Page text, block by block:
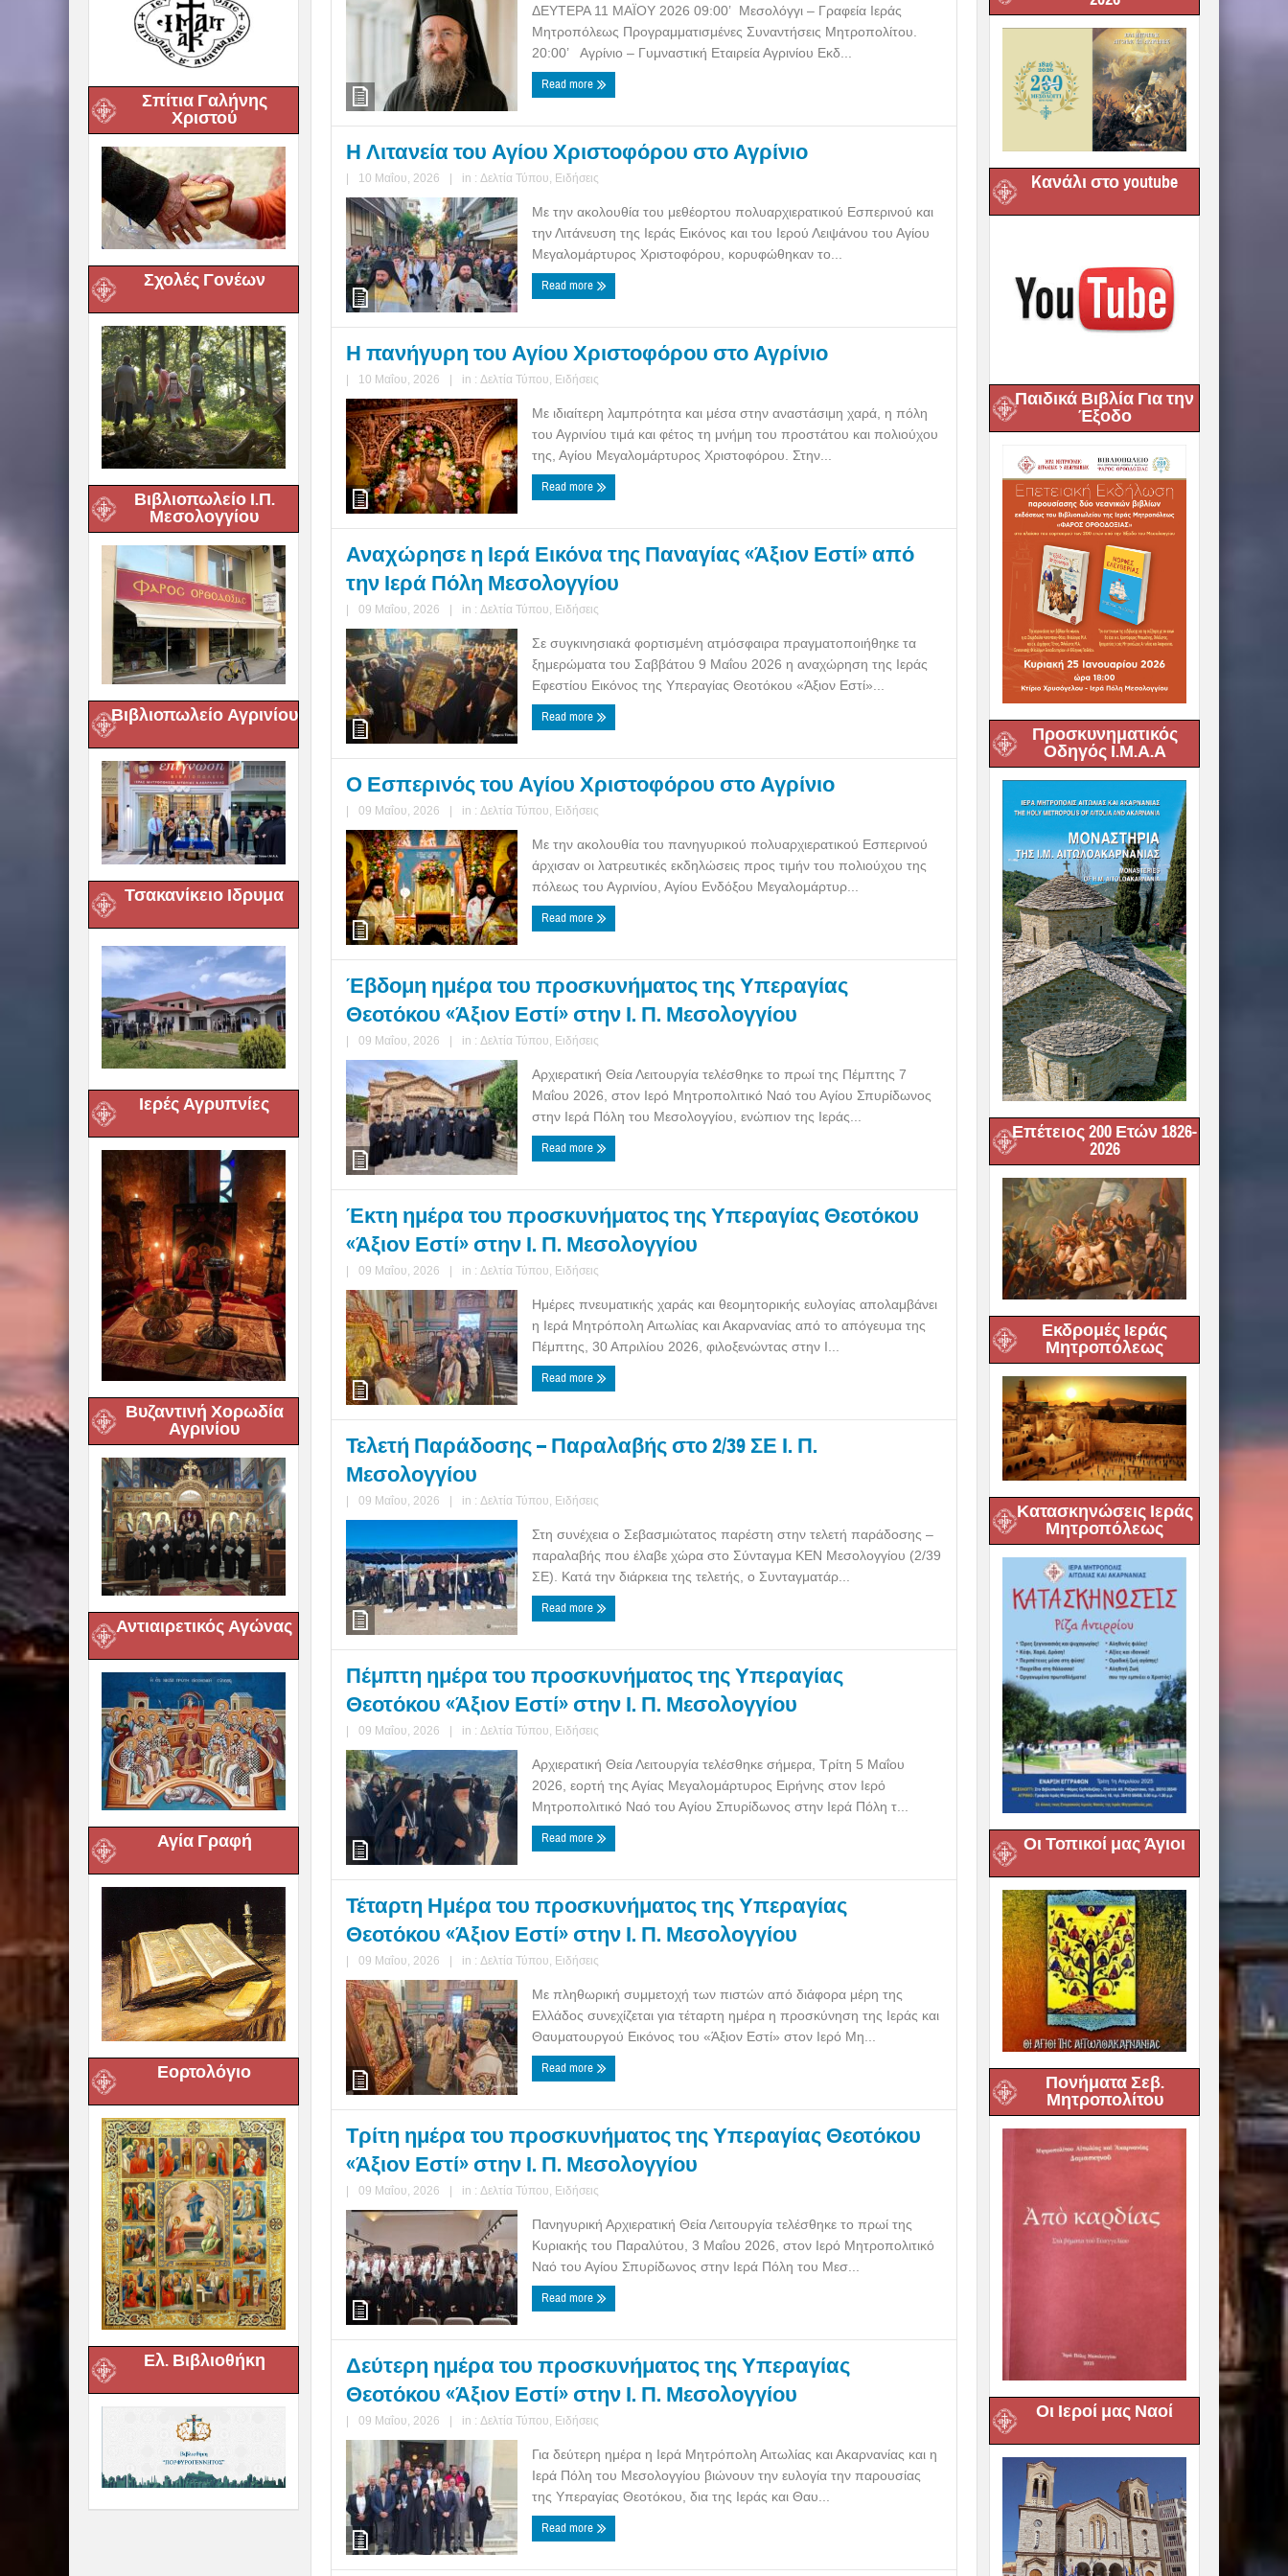
Σπίτια Γαλήνης
Χριστού
Σχολές Γονέων
Βιβλιοπωλείο Ι.Π.
Μεσολογγίου
Βιβλιοπωλείο Αγρινίου
Τσακανίκειο Ιδρυμα
Ιερές Αγρυπνίες
Βυζαντινή Χορωδία
Αγρινίου
Αντιαιρετικός Αγώνας
Αγία Γραφή
Εορτολόγιο
Ελ. Βιβλιοθήκη
ΔΕΥΤΕΡΑ 11 ΜΑΪΟΥ 2026 09:00’ Μεσολόγγι – Γραφεία Ιεράς
Μητροπόλεως Προγραμματισμένες Συναντήσεις Μητροπολίτου.
20:00’ Αγρίνιο – Γυμναστική Εταιρεία Αγρινίου Εκδ...
Read more
Η Λιτανεία του Αγίου Χριστοφόρου στο Αγρίνιο
| 10 Μαΐου, 2026 | in : Δελτία Τύπου Ειδήσεις
Με την ακολουθία του μεθέορτου πολυαρχιερατικού Εσπερινού και
την Λιτάνευση της Ιεράς Εικόνος και του Ιερού Λειψάνου του Αγίου
Μεγαλομάρτυρος Χριστοφόρου, κορυφώθηκαν το...
Read more
Η πανήγυρη του Αγίου Χριστοφόρου στο Αγρίνιο
| 10 Μαΐου, 2026 | in : Δελτία Τύπου Ειδήσεις
Με ιδιαίτερη λαμπρότητα και μέσα στην αναστάσιμη χαρά, η πόλη
του Αγρινίου τιμά και φέτος τη μνήμη του προστάτου και πολιούχου
της, Αγίου Μεγαλομάρτυρος Χριστοφόρου. Στην...
Read more
Αναχώρησε η Ιερά Εικόνα της Παναγίας «Άξιον Εστί» από
την Ιερά Πόλη Μεσολογγίου
| 09 Μαΐου, 2026 | in : Δελτία Τύπου Ειδήσεις
Σε συγκινησιακά φορτισμένη ατμόσφαιρα πραγματοποιήθηκε τα
ξημερώματα του Σαββάτου 9 Μαΐου 2026 η αναχώρηση της Ιεράς
Εφεστίου Εικόνος της Υπεραγίας Θεοτόκου «Άξιον Εστί»...
Read more
Ο Εσπερινός του Αγίου Χριστοφόρου στο Αγρίνιο
| 09 Μαΐου, 2026 | in : Δελτία Τύπου Ειδήσεις
Με την ακολουθία του πανηγυρικού πολυαρχιερατικού Εσπερινού
άρχισαν οι λατρευτικές εκδηλώσεις προς τιμήν του πολιούχου της
πόλεως του Αγρινίου, Αγίου Ενδόξου Μεγαλομάρτυρ...
Read more
Έβδομη ημέρα του προσκυνήματος της Υπεραγίας
Θεοτόκου «Άξιον Εστί» στην Ι. Π. Μεσολογγίου
| 09 Μαΐου, 2026 | in : Δελτία Τύπου Ειδήσεις
Αρχιερατική Θεία Λειτουργία τελέσθηκε το πρωί της Πέμπτης 7
Μαΐου 2026, στον Ιερό Μητροπολιτικό Ναό του Αγίου Σπυρίδωνος
στην Ιερά Πόλη του Μεσολογγίου, ενώπιον της Ιεράς...
Read more
Έκτη ημέρα του προσκυνήματος της Υπεραγίας Θεοτόκου
«Άξιον Εστί» στην Ι. Π. Μεσολογγίου
| 09 Μαΐου, 2026 | in : Δελτία Τύπου Ειδήσεις
Ημέρες πνευματικής χαράς και θεομητορικής ευλογίας απολαμβάνει
η Ιερά Μητρόπολη Αιτωλίας και Ακαρνανίας από το απόγευμα της
Πέμπτης, 30 Απριλίου 2026, φιλοξενώντας στην Ι...
Read more
Τελετή Παράδοσης – Παραλαβής στο 2/39 ΣΕ Ι. Π.
Μεσολογγίου
| 09 Μαΐου, 2026 | in : Δελτία Τύπου Ειδήσεις
Στη συνέχεια ο Σεβασμιώτατος παρέστη στην τελετή παράδοσης –
παραλαβής που έλαβε χώρα στο Σύνταγμα ΚΕΝ Μεσολογγίου (2/39
ΣΕ). Κατά την διάρκεια της τελετής, ο Συνταγματάρ...
Read more
Πέμπτη ημέρα του προσκυνήματος της Υπεραγίας
Θεοτόκου «Άξιον Εστί» στην Ι. Π. Μεσολογγίου
| 09 Μαΐου, 2026 | in : Δελτία Τύπου Ειδήσεις
Αρχιερατική Θεία Λειτουργία τελέσθηκε σήμερα, Τρίτη 5 Μαΐου
2026, εορτή της Αγίας Μεγαλομάρτυρος Ειρήνης στον Ιερό
Μητροπολιτικό Ναό του Αγίου Σπυρίδωνος στην Ιερά Πόλη τ...
Read more
Τέταρτη Ημέρα του προσκυνήματος της Υπεραγίας
Θεοτόκου «Άξιον Εστί» στην Ι. Π. Μεσολογγίου
| 09 Μαΐου, 2026 | in : Δελτία Τύπου Ειδήσεις
Με πληθωρική συμμετοχή των πιστών από διάφορα μέρη της
Ελλάδος συνεχίζεται για τέταρτη ημέρα η προσκύνηση της Ιεράς και
Θαυματουργού Εικόνος του «Άξιον Εστί» στον Ιερό Μη...
Read more
Τρίτη ημέρα του προσκυνήματος της Υπεραγίας Θεοτόκου
«Άξιον Εστί» στην Ι. Π. Μεσολογγίου
| 09 Μαΐου, 2026 | in : Δελτία Τύπου Ειδήσεις
Πανηγυρική Αρχιερατική Θεία Λειτουργία τελέσθηκε το πρωί της
Κυριακής του Παραλύτου, 3 Μαΐου 2026, στον Ιερό Μητροπολιτικό
Ναό του Αγίου Σπυρίδωνος στην Ιερά Πόλη του Μεσ...
Read more
Δεύτερη ημέρα του προσκυνήματος της Υπεραγίας
Θεοτόκου «Άξιον Εστί» στην Ι. Π. Μεσολογγίου
| 09 Μαΐου, 2026 | in : Δελτία Τύπου Ειδήσεις
Για δεύτερη ημέρα η Ιερά Μητρόπολη Αιτωλίας και Ακαρνανίας και η
Ιερά Πόλη του Μεσολογγίου βιώνουν την ευλογία την παρουσίας
της Υπεραγίας Θεοτόκου, δια της Ιεράς και Θαυ...
Read more
Kανάλι στο youtube
Παιδικά Βιβλία Για την
Έξοδο
Προσκυνηματικός
Οδηγός Ι.Μ.Α.Α
Επέτειος 200 Ετών 1826-
2026
Εκδρομές Ιεράς
Μητροπόλεως
Κατασκηνώσεις Ιεράς
Μητροπόλεως
Οι Τοπικοί μας Άγιοι
Πονήματα Σεβ.
Μητροπολίτου
Οι Ιεροί μας Ναοί